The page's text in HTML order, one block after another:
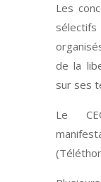
Les
de la
sur ses
Le